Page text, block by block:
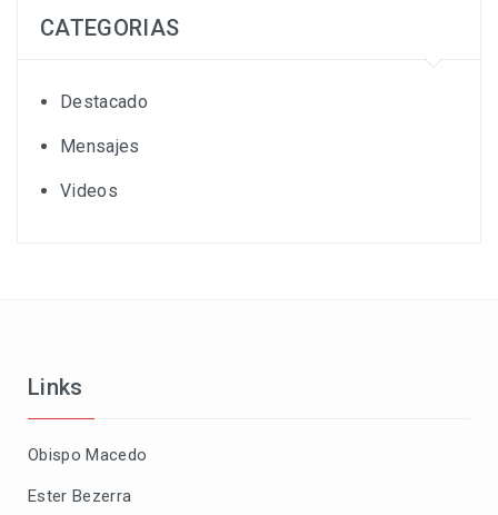
CATEGORIAS
Destacado
Mensajes
Videos
Links
Obispo Macedo
Ester Bezerra